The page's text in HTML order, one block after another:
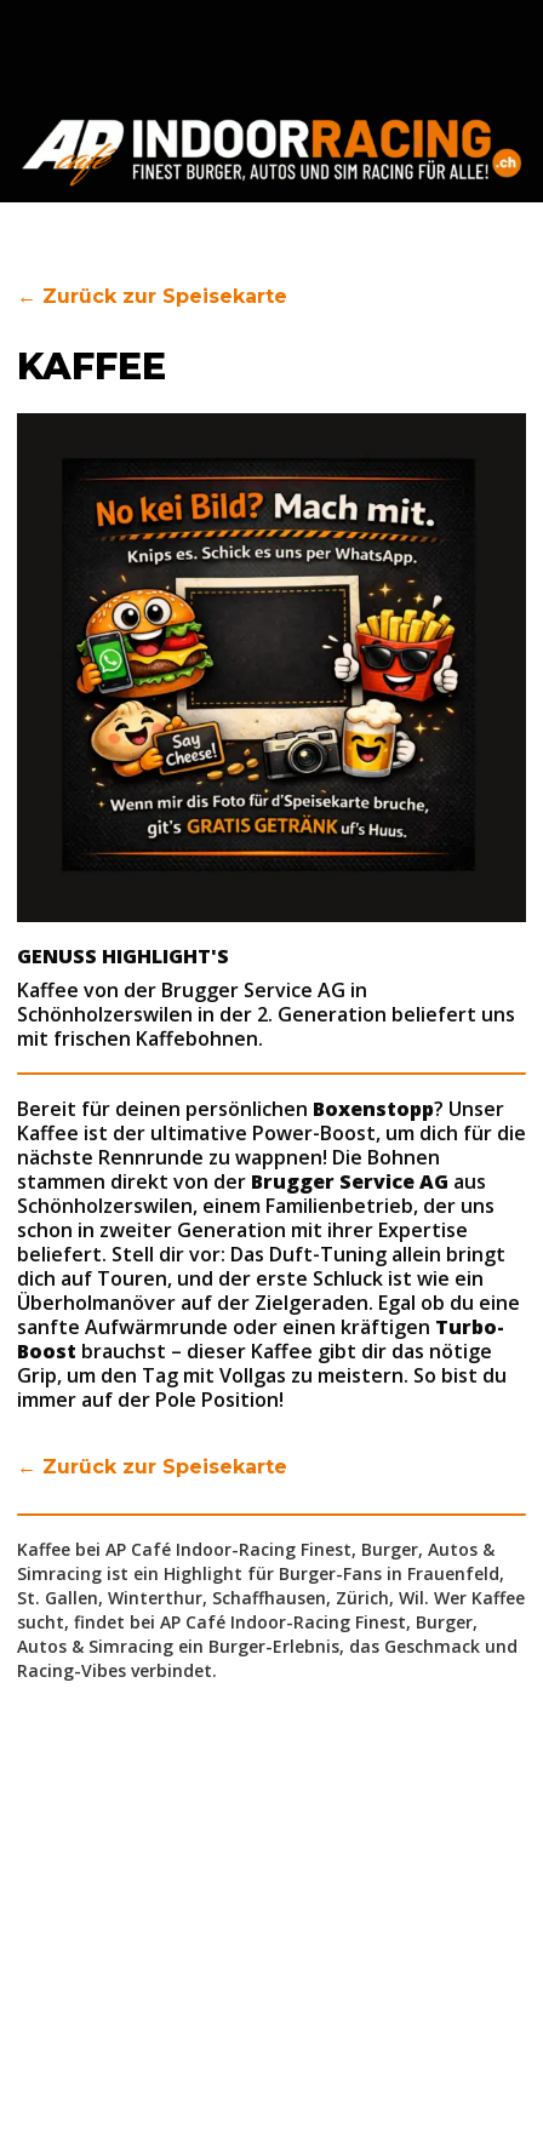
← Zurück zur Speisekarte
KAFFEE
GENUSS HIGHLIGHT'S
Kaffee von der Brugger Service AG in
Schönholzerswilen in der 2. Generation beliefert uns
mit frischen Kaffebohnen.
Bereit für deinen persönlichen Boxenstopp? Unser
Kaffee ist der ultimative Power-Boost, um dich für die
nächste Rennrunde zu wappnen! Die Bohnen
stammen direkt von der Brugger Service AG aus
Schönholzerswilen, einem Familienbetrieb, der uns
schon in zweiter Generation mit ihrer Expertise
beliefert. Stell dir vor: Das Duft-Tuning allein bringt
dich auf Touren, und der erste Schluck ist wie ein
Überholmanöver auf der Zielgeraden. Egal ob du eine
sanfte Aufwärmrunde oder einen kräftigen Turbo-
Boost brauchst – dieser Kaffee gibt dir das nötige
Grip, um den Tag mit Vollgas zu meistern. So bist du
immer auf der Pole Position!
← Zurück zur Speisekarte
Kaffee bei AP Café Indoor-Racing Finest, Burger, Autos &
Simracing ist ein Highlight für Burger-Fans in Frauenfeld,
St. Gallen, Winterthur, Schaffhausen, Zürich, Wil. Wer Kaffee
sucht, findet bei AP Café Indoor-Racing Finest, Burger,
Autos & Simracing ein Burger-Erlebnis, das Geschmack und
Racing-Vibes verbindet.